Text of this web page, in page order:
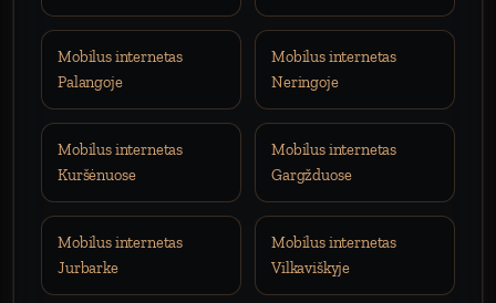
Mobilus internetas
Palangoje
Mobilus internetas
Neringoje
Mobilus internetas
Kuršėnuose
Mobilus internetas
Gargžduose
Mobilus internetas
Jurbarke
Mobilus internetas
Vilkaviškyje